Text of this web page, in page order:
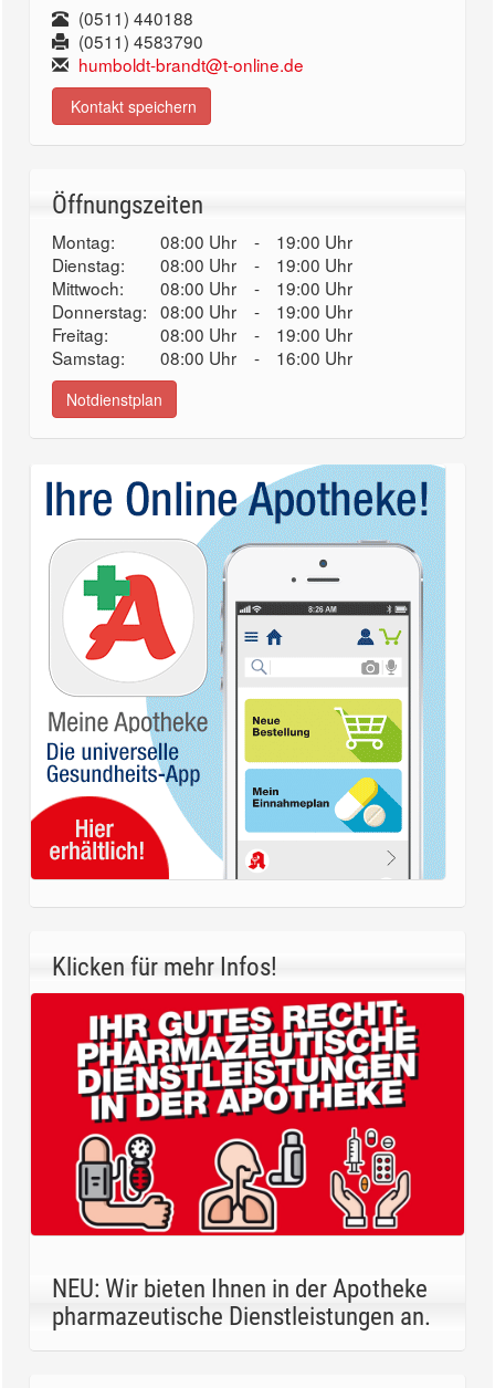
(0511) 440188
(0511) 4583790
humboldt-brandt@t-online.de
Kontakt speichern
Öffnungszeiten
Montag: 08:00 Uhr -
19:00 Uhr
Dienstag:
08:00 Uhr -
19:00 Uhr
Mittwoch:
08:00 Uhr -
19:00 Uhr
Donnerstag: 08:00 Uhr -
19:00 Uhr
Freitag:
08:00 Uhr -
19:00 Uhr
Samstag:
08:00 Uhr - 16:00 Uhr
Notdienstplan
Klicken für mehr Infos!
NEU: Wir bieten Ihnen in der Apotheke
pharmazeutische Dienstleistungen an.